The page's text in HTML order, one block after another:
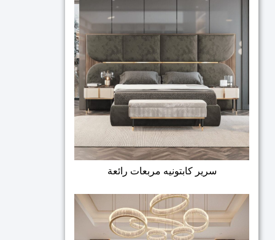
سرير كابتونيه مربعات رائعة